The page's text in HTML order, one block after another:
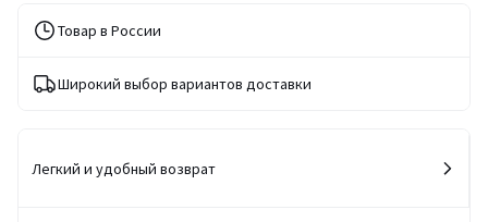
Товар в России
Широкий выбор вариантов доставки
Легкий и удобный возврат